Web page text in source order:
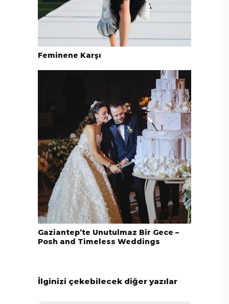
Feminene Karşı
Gaziantep’te Unutulmaz Bir Gece –
Posh and Timeless Weddings
İlginizi çekebilecek diğer yazılar